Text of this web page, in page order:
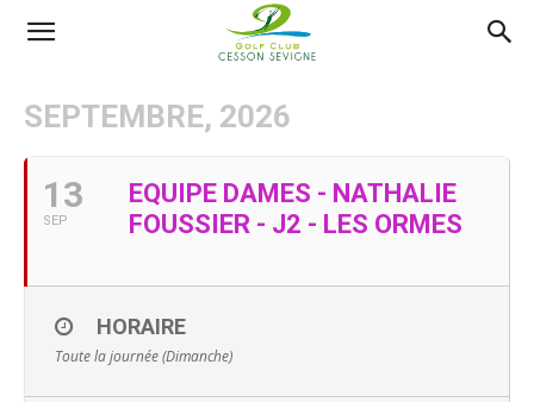
Sevigné
SEPTEMBRE, 2026
13
SEP
EQUIPE DAMES - NATHALIE
FOUSSIER - J2 - LES ORMES
HORAIRE
Toute la journée (Dimanche)